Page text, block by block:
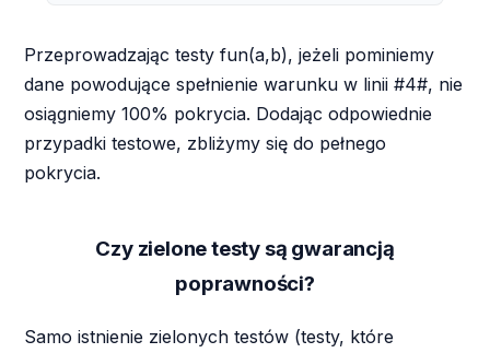
Przeprowadzając testy fun(a,b), jeżeli pominiemy
dane powodujące spełnienie warunku w linii #4#, nie
osiągniemy 100% pokrycia. Dodając odpowiednie
przypadki testowe, zbliżymy się do pełnego
pokrycia.
Czy zielone testy są gwarancją
poprawności?
Samo istnienie zielonych testów (testy, które